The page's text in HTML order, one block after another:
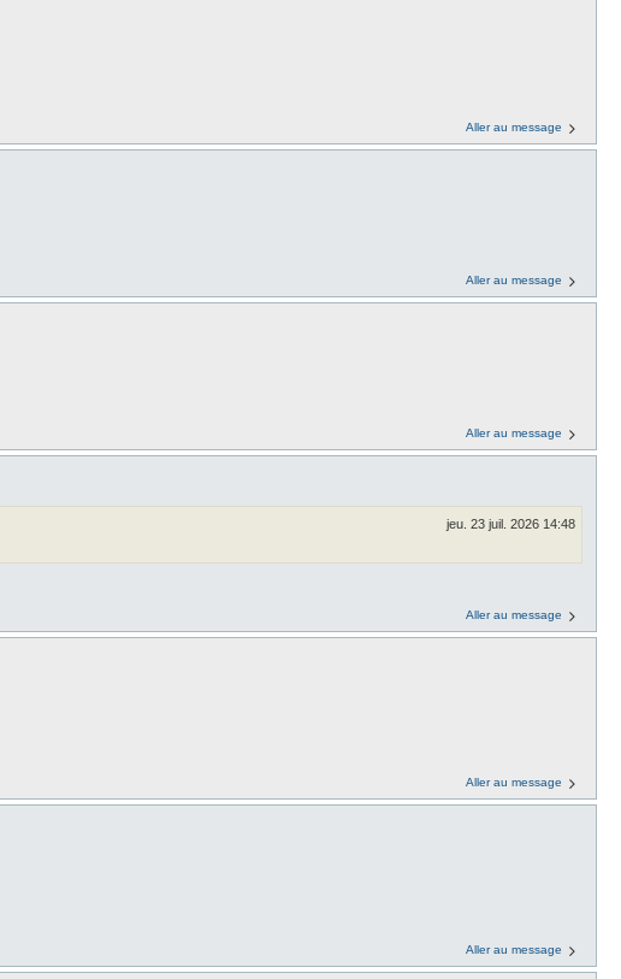
Aller au message
Aller au message
Aller au message
jeu. 23 juil. 2026 14:48
Aller au message
Aller au message
Aller au message